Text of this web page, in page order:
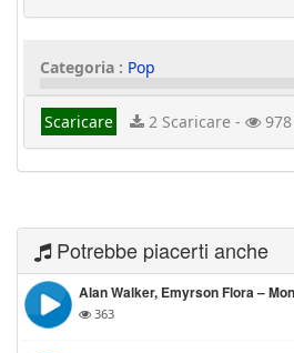
Categoria : Pop
Scaricare 2 Scaricare - 978
Potrebbe piacerti anche
Alan Walker, Emyrson Flora –
363